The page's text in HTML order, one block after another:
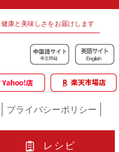
健康と美味しさをお届けします
プライバシーポリシー
レシピ